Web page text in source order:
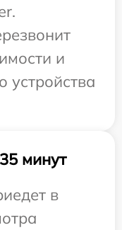
и
устройства
минут
в